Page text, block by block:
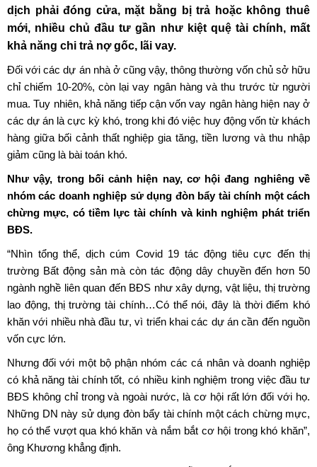
dịch phải đóng cửa, mặt bằng bị trả hoặc không thuê
mới, nhiều chủ đầu tư gần như kiệt quệ tài chính, mất
khả năng chi trả nợ gốc, lãi vay.
Đối với các dự án nhà ở cũng vậy, thông thường vốn chủ sở hữu
chỉ chiếm 10-20%, còn lại vay ngân hàng và thu trước từ người
mua. Tuy nhiên, khả năng tiếp cận vốn vay ngân hàng hiện nay ở
các dự án là cực kỳ khó, trong khi đó việc huy động vốn từ khách
hàng giữa bối cảnh thất nghiệp gia tăng, tiền lương và thu nhập
giảm cũng là bài toán khó.
Như vậy, trong bối cảnh hiện nay, cơ hội đang nghiêng về
nhóm các doanh nghiệp sử dụng đòn bẩy tài chính một cách
chừng mực, có tiềm lực tài chính và kinh nghiệm phát triển
BĐS.
“Nhìn tổng thể, dịch cúm Covid 19 tác động tiêu cực đến thị
trường Bất động sảnmà còn tác động dây chuyền đến hơn 50
ngành nghề liên quan đến BĐS như xây dựng, vật liệu, thị trường
lao động, thị trường tài chính…Có thể nói, đây là thời điểm khó
khăn với nhiều nhà đầu tư, vì triển khai các dự án cần đến nguồn
vốn cực lớn.
Nhưng đối với một bộ phận nhóm các cá nhân và doanh nghiệp
có khả năng tài chính tốt, có nhiều kinh nghiệm trong việc đầu tư
BĐS không chỉ trong và ngoài nước, là cơ hội rất lớn đối với họ.
Những DN này sử dụng đòn bẩy tài chính một cách chừng mực,
họ có thể vượt qua khó khăn và nắm bắt cơ hội trong khó khăn”,
ông Khương khẳng định.